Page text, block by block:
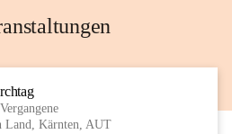
Land, Kärnten, AUT